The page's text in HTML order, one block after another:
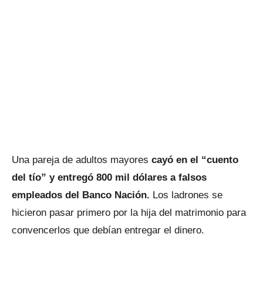
Una pareja de adultos mayores cayó en el “cuento
del tío” y entregó 800 mil dólares a falsos
empleados del Banco Nación. Los ladrones se
hicieron pasar primero por la hija del matrimonio para
convencerlos que debían entregar el dinero.